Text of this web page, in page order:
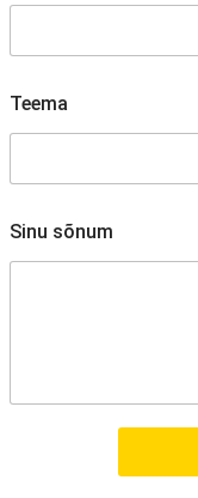
Teema
T
e
Sinu sõnum